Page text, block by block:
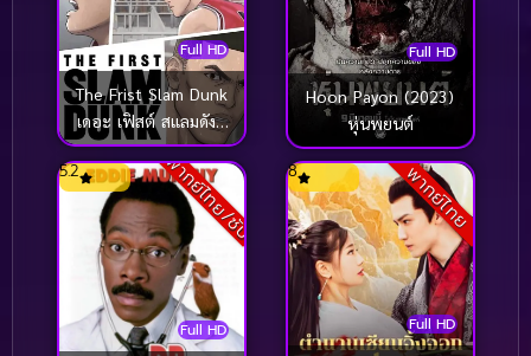
Full HD
The Frist Slam Dunk
เดอะ เฟิสต์ สแลมดังก์
(2022)
Full HD
Hoon Payon (2023)
หุ่นพยนต์
พากย์ไทย/ซับ
Full HD
5.2 พากย์ไทย
Full HD
8